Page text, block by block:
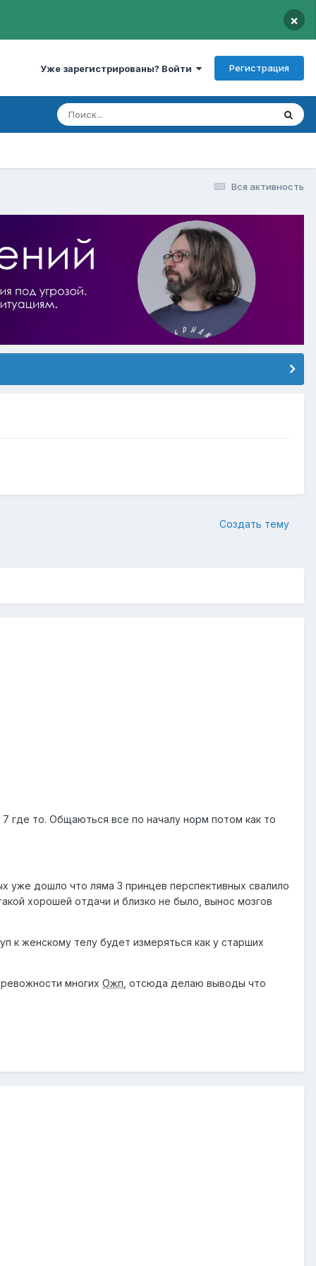
×
Уже зарегистрированы? Войти Регистрация
Вся активность
Создать тему
где то. Общаються все по началу норм потом как то
уже дошло что ляма 3 принцев перспективных свалило
хорошей отдачи и близко не было, вынос мозгов
к женскому телу будет измеряться как у старших
многих Ожп , отсюда делаю выводы что